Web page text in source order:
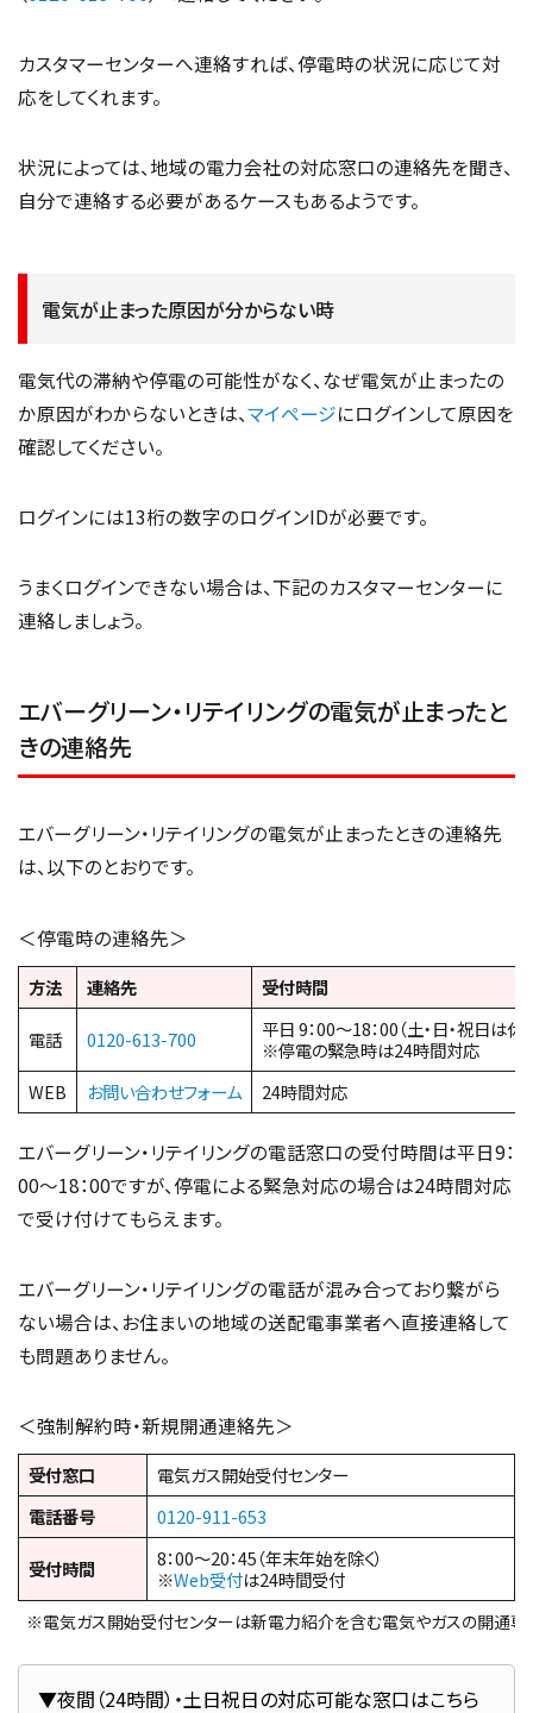
カスタマーセンターへ連絡すれば、停電時の状況に応じて対
応をしてくれます。
状況によっては、地域の電力会社の対応窓口の連絡先を聞き、
自分で連絡する必要があるケースもあるようです。
電気が止まった原因が分からない時
電気代の滞納や停電の可能性がなく、なぜ電気が止まったの
か原因がわからないときは、マイページにログインして原因を
確認してください。
ログインには13桁の数字のログインIDが必要です。
うまくログインできない場合は、下記のカスタマーセンターに
連絡しましょう。
エバーグリーン・リテイリングの電気が止まったと
きの連絡先
エバーグリーン・リテイリングの電気が止まったときの連絡先
は、以下のとおりです。
＜停電時の連絡先＞
方法 連絡先 受付時間
電話 0120-613-700
平日 9：00～18：00（土・日・祝日は休
※停電の緊急時は24時間対応
WEB
お問い合わせフォーム 24時間対応
エバーグリーン・リテイリングの電話窓口の受付時間は平日9：
00〜18：00ですが、停電による緊急対応の場合は24時間対応
で受け付けてもらえます。
エバーグリーン・リテイリングの電話が混み合っており繋がら
ない場合は、お住まいの地域の送配電事業者へ直接連絡して
も問題ありません。
＜強制解約時・新規開通連絡先＞
受付窓口
電気ガス開始受付センター
電話番号
0120-911-653
受付時間
8：00～20：45（年末年始を除く）
※Web受付は24時間受付
※電気ガス開始受付センターは新電力紹介を含む電気やガスの開通専